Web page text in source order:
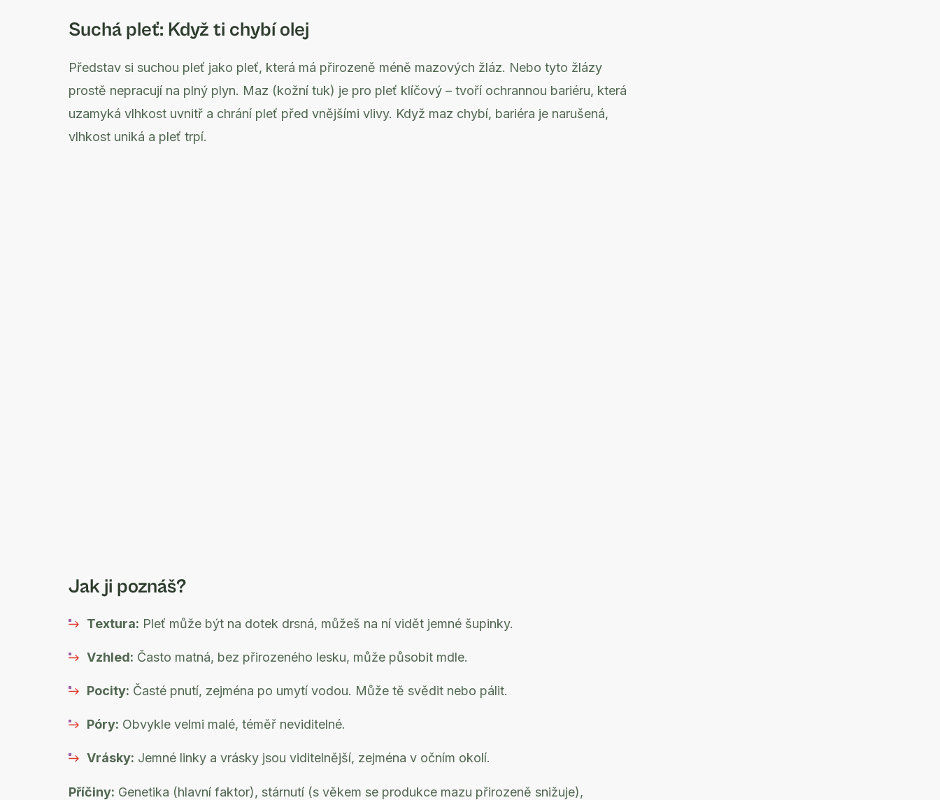
Suchá pleť: Když ti chybí olej
Představ si suchou pleť jako pleť, která má přirozeně méně mazových žláz. Nebo tyto žlázy
prostě nepracují na plný plyn. Maz (kožní tuk) je pro pleť klíčový – tvoří ochrannou bariéru, která
uzamyká vlhkost uvnitř a chrání pleť před vnějšími vlivy. Když maz chybí, bariéra je narušená,
vlhkost uniká a pleť trpí.
Jak ji poznáš?
Textura: Pleť může být na dotek drsná, můžeš na ní vidět jemné šupinky.
Vzhled: Často matná, bez přirozeného lesku, může působit mdle.
Pocity: Časté pnutí, zejména po umytí vodou. Může tě svědit nebo pálit.
Póry: Obvykle velmi malé, téměř neviditelné.
Vrásky: Jemné linky a vrásky jsou viditelnější, zejména v očním okolí.
Příčiny: Genetika (hlavní faktor), stárnutí (s věkem se produkce mazu přirozeně snižuje),